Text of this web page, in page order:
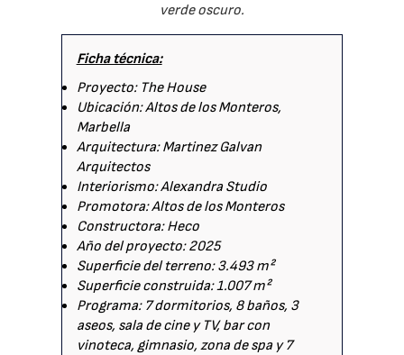
verde oscuro.
Ficha técnica:
Proyecto: The House
Ubicación: Altos de los Monteros,
Marbella
Arquitectura: Martinez Galvan
Arquitectos
Interiorismo: Alexandra Studio
Promotora: Altos de los Monteros
Constructora: Heco
Año del proyecto: 2025
Superficie del terreno: 3.493 m²
Superficie construida: 1.007 m²
Programa: 7 dormitorios, 8 baños, 3
aseos, sala de cine y TV, bar con
vinoteca, gimnasio, zona de spa y 7